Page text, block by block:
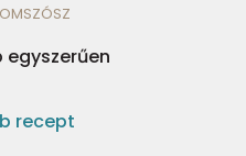
egyszerűen
recept